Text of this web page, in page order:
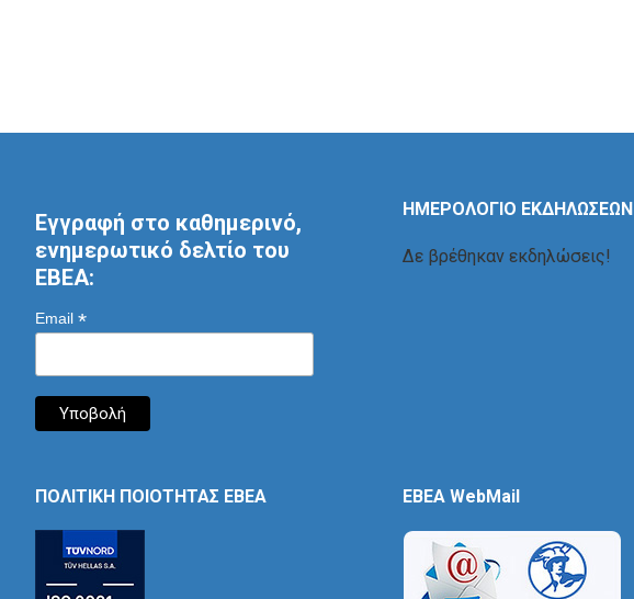
Εγγραφή στο καθημερινό,
ενημερωτικό δελτίο του
ΕΒΕΑ:
Email *
ΗΜΕΡΟΛΟΓΙΟ ΕΚΔΗΛΩΣΕΩΝ
Δε βρέθηκαν εκδηλώσεις!
ΠΟΛΙΤΙΚΗ ΠΟΙΟΤΗΤΑΣ ΕΒΕΑ EBEA WebMail